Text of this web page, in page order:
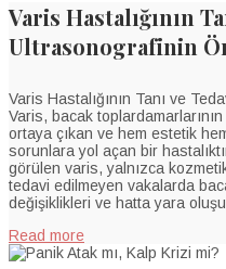
Varis Hastalığının
Ultrasonografinin
Varis Hastalığının Tanı ve
Varis, bacak
ortaya çıkan ve hem estetik
sorunlara yol açan bir
görülen varis, yalnızca
tedavi edilmeyen vakalarda
değişiklikleri ve hatta yara
Read more